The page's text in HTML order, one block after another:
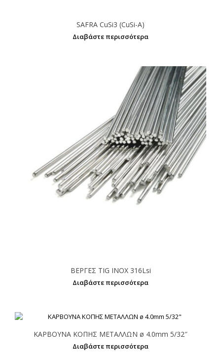
SAFRA CuSi3 (CuSi-A)
Διαβάστε περισσότερα
ΒΕΡΓΕΣ TIG INOX 316Lsi
Διαβάστε περισσότερα
ΚΑΡΒΟΥΝΑ ΚΟΠΗΣ ΜΕΤΑΛΛΩΝ ø 4.0mm 5/32″
Διαβάστε περισσότερα